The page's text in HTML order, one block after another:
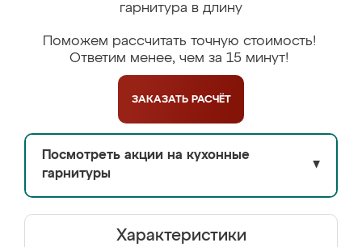
гарнитура в длину
Поможем рассчитать точную стоимость!
Ответим менее, чем за 15 минут!
ЗАКАЗАТЬ РАСЧЁТ
Посмотреть акции на кухонные
гарнитуры
▼
Характеристики